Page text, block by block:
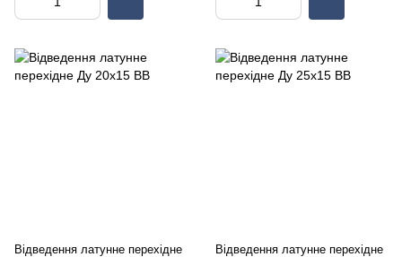
Відведення латунне перехідне
Відведення латунне перехідне